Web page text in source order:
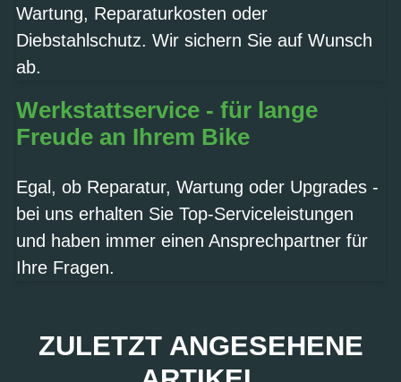
Wartung, Reparaturkosten oder
Diebstahlschutz. Wir sichern Sie auf Wunsch
ab.
Werkstattservice - für lange
Freude an Ihrem Bike
Egal, ob Reparatur, Wartung oder Upgrades -
bei uns erhalten Sie Top-Serviceleistungen
und haben immer einen Ansprechpartner für
Ihre Fragen.
ZULETZT ANGESEHENE